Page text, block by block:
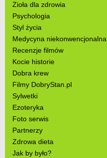
Zioła dla zdrowia
Psychologia
Styl życia
Medycyna niekonwencjonalna
Recenzje filmów
Kocie historie
Dobra krew
Filmy DobryStan.pl
Sylwetki
Ezoteryka
Foto serwis
Partnerzy
Zdrowa dieta
Jak by było?